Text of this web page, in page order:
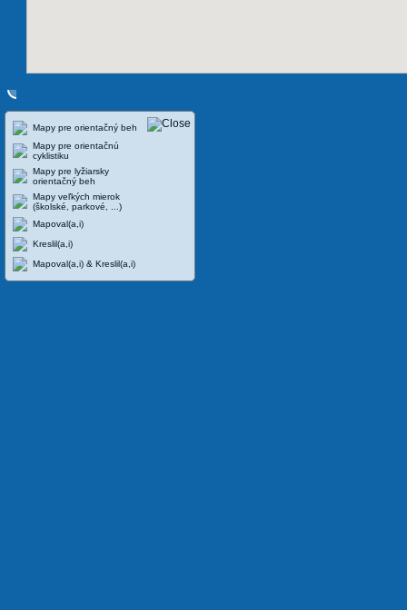
Mapy pre orientačný beh
Mapy pre orientačnú
cyklistiku
Mapy pre lyžiarsky
orientačný beh
Mapy veľkých mierok
(školské, parkové, ...)
Mapoval(a,i)
Kreslil(a,i)
Mapoval(a,i) & Kreslil(a,i)